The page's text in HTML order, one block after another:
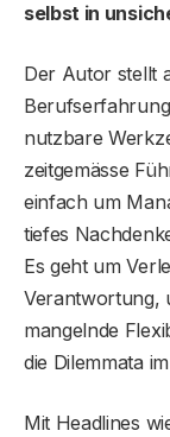
selbst in
Der Autor stellt
nutzbare
zeitgemässe
einfach um
tiefes
Es geht um
Verantwortung,
mangelnde
die Dilemmata
Mit Headlines